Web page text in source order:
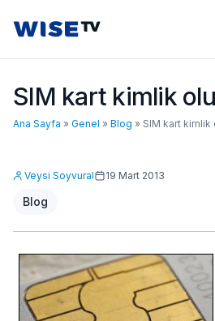
Wise TV
SIM kart kimlik
Ana Sayfa » Genel » Blog » SIM kart kimlik
Veysi Soyvural 19 Mart 2013
Blog